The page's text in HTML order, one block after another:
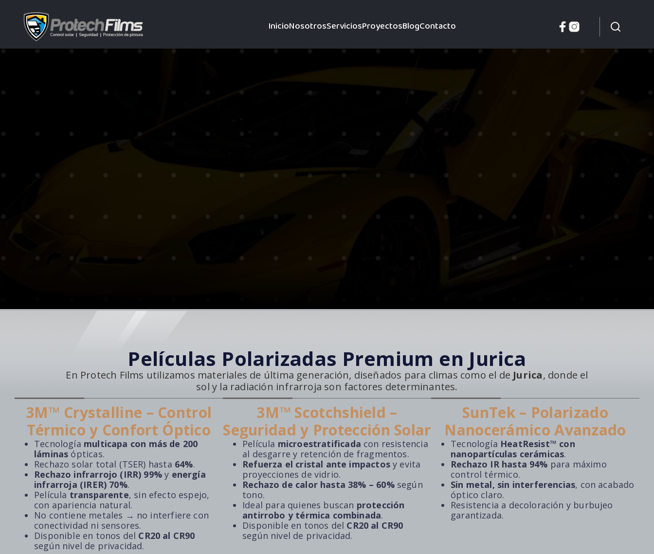
Películas Polarizadas Premium en Jurica
En Protech Films utilizamos materiales de última generación, diseñados para climas como el de Jurica, donde el
sol y la radiación infrarroja son factores determinantes.
3M™ Crystalline – Control
Térmico y Confort Óptico
Tecnología multicapa con más de 200
láminas ópticas.
Rechazo solar total (TSER) hasta 64%.
Rechazo infrarrojo (IRR) 99% y energía
infrarroja (IRER) 70%.
Película transparente, sin efecto espejo,
con apariencia natural.
No contiene metales → no interfiere con
conectividad ni sensores.
Disponible en tonos del CR20 al CR90
según nivel de privacidad.
3M™ Scotchshield –
Seguridad y Protección Solar
Película microestratificada con resistencia
al desgarre y retención de fragmentos.
Refuerza el cristal ante impactosy evita
proyecciones de vidrio.
Rechazo de calor hasta 38% – 60%según
tono.
Ideal para quienes buscan protección
antirrobo y térmica combinada.
Disponible en tonos del CR20 al CR90
según nivel de privacidad.
SunTek – Polarizado
Nanocerámico Avanzado
Tecnología HeatResist™ con
nanopartículas cerámicas.
Rechazo IR hasta 94% para máximo
control térmico.
Sin metal, sin interferencias, con acabado
óptico claro.
Resistencia a decoloración y burbujeo
garantizada.
InicioNosotrosServiciosProyectosBlogContacto